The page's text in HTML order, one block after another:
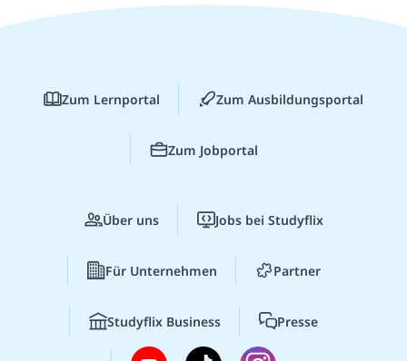
Zum Lernportal Zum Ausbildungsportal
Zum Jobportal
Über uns Jobs bei Studyflix
Für Unternehmen Partner
Studyflix Business Presse